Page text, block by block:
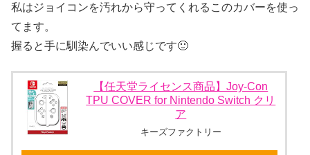
私はジョイコンを汚れから守ってくれるこのカバーを使っ
てます。
握ると手に馴染んでいい感じです🙂
【任天堂ライセンス商品】Joy-Con
TPU COVER for Nintendo Switch クリ
ア
キーズファクトリー